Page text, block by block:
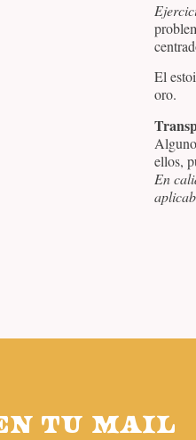
El
oro.
ellos,
En
TU MAIL